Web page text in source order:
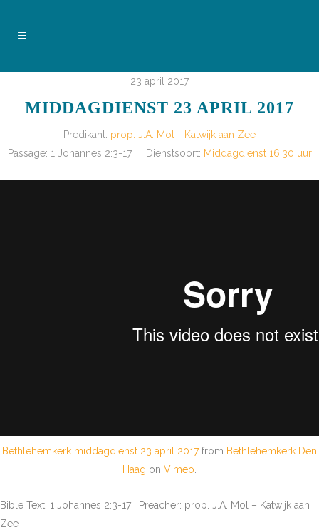
23 april 2017
MIDDAGDIENST 23 APRIL 2017
Predikant: prop. J.A. Mol - Katwijk aan Zee
Passage: 1 Johannes 2:3-17 Dienstsoort: Middagdienst 16.30 uur
Bethlehemkerk middagdienst 23 april 2017from Bethlehemkerk Den
Haag on Vimeo
Bible Text: 1 Johannes 2:3-17 | Preacher: prop. J.A. Mol – Katwijk aan
Zee